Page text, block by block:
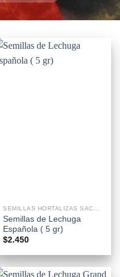
SEMILLAS HORTALIZAS SACHETS
Semillas de Lechuga
Española ( 5 gr)
$2.450